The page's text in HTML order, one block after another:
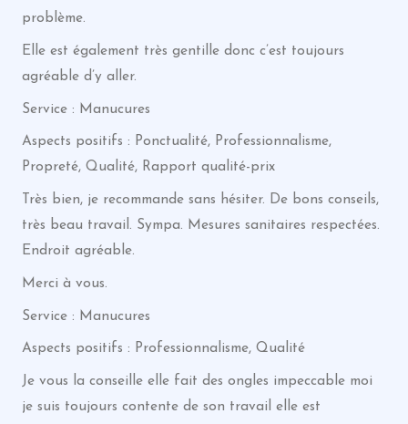
problème.
Elle est également très gentille donc c’est toujours
agréable d’y aller.
Service : Manucures
Aspects positifs : Ponctualité, Professionnalisme,
Propreté, Qualité, Rapport qualité-prix
Très bien, je recommande sans hésiter. De bons conseils,
très beau travail. Sympa. Mesures sanitaires respectées.
Endroit agréable.
Merci à vous.
Service : Manucures
Aspects positifs : Professionnalisme, Qualité
Je vous la conseille elle fait des ongles impeccable moi
je suis toujours contente de son travail elle est